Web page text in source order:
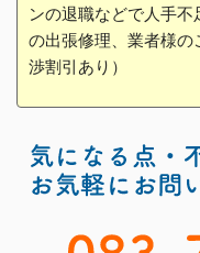
ンの退職などで人手
の出張修理、業者様
渉割引あり）